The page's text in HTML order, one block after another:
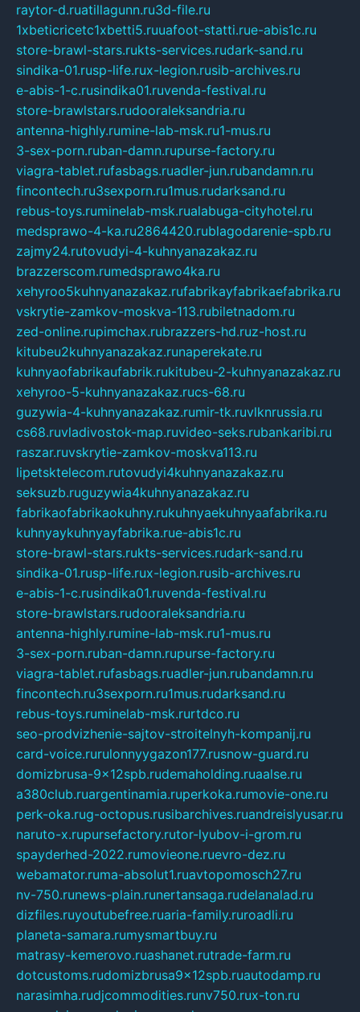
raytor-d.ruatillagunn.ru3d-file.ru
1xbeticricetc1xbetti5.ruuafoot-statti.rue-abis1c.ru
store-brawl-stars.rukts-services.rudark-sand.ru
sindika-01.rusp-life.rux-legion.rusib-archives.ru
e-abis-1-c.rusindika01.ruvenda-festival.ru
store-brawlstars.rudooraleksandria.ru
antenna-highly.rumine-lab-msk.ru1-mus.ru
3-sex-porn.ruban-damn.rupurse-factory.ru
viagra-tablet.rufasbags.ruadler-jun.rubandamn.ru
fincontech.ru3sexporn.ru1mus.rudarksand.ru
rebus-toys.ruminelab-msk.rualabuga-cityhotel.ru
medsprawo-4-ka.ru2864420.rublagodarenie-spb.ru
zajmy24.rutovudyi-4-kuhnyanazakaz.ru
brazzerscom.rumedsprawo4ka.ru
xehyroo5kuhnyanazakaz.rufabrikayfabrikaefabrika.ru
vskrytie-zamkov-moskva-113.rubiletnadom.ru
zed-online.rupimchax.rubrazzers-hd.ruz-host.ru
kitubeu2kuhnyanazakaz.runaperekate.ru
kuhnyaofabrikaufabrik.rukitubeu-2-kuhnyanazakaz.ru
xehyroo-5-kuhnyanazakaz.rucs-68.ru
guzywia-4-kuhnyanazakaz.rumir-tk.ruvlknrussia.ru
cs68.ruvladivostok-map.ruvideo-seks.rubankaribi.ru
raszar.ruvskrytie-zamkov-moskva113.ru
lipetsktelecom.rutovudyi4kuhnyanazakaz.ru
seksuzb.ruguzywia4kuhnyanazakaz.ru
fabrikaofabrikaokuhny.rukuhnyaekuhnyaafabrika.ru
kuhnyaykuhnyayfabrika.rue-abis1c.ru
store-brawl-stars.rukts-services.rudark-sand.ru
sindika-01.rusp-life.rux-legion.rusib-archives.ru
e-abis-1-c.rusindika01.ruvenda-festival.ru
store-brawlstars.rudooraleksandria.ru
antenna-highly.rumine-lab-msk.ru1-mus.ru
3-sex-porn.ruban-damn.rupurse-factory.ru
viagra-tablet.rufasbags.ruadler-jun.rubandamn.ru
fincontech.ru3sexporn.ru1mus.rudarksand.ru
rebus-toys.ruminelab-msk.rurtdco.ru
seo-prodvizhenie-sajtov-stroitelnyh-kompanij.ru
card-voice.rurulonnyygazon177.rusnow-guard.ru
domizbrusa-9x12spb.rudemaholding.ruaalse.ru
a380club.ruargentinamia.ruperkoka.rumovie-one.ru
perk-oka.rug-octopus.rusibarchives.ruandreislyusar.ru
naruto-x.rupursefactory.rutor-lyubov-i-grom.ru
spayderhed-2022.rumovieone.ruevro-dez.ru
webamator.ruma-absolut1.ruavtopomosch27.ru
nv-750.runews-plain.runertansaga.rudelanalad.ru
dizfiles.ruyoutubefree.ruaria-family.ruroadli.ru
planeta-samara.rumysmartbuy.ru
matrasy-kemerovo.ruashanet.rutrade-farm.ru
dotcustoms.rudomizbrusa9x12spb.ruautodamp.ru
narasimha.rudjcommodities.runv750.rux-ton.ru